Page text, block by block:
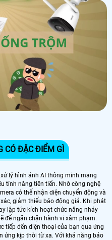
CÓ ĐẶC ĐIỂM GÌ
lý hình ảnh AI thông minh mang
tính năng tiên tiến. Nhờ công nghệ
có thể nhận diện chuyển động và
giảm thiểu báo động giả. Khi phát
lập tức kích hoạt chức năng nháy
để ngăn chặn hành vi xâm phạm.
tiếp đến điện thoại của bạn qua ứng
ứng kịp thời từ xa. Với khả năng bảo